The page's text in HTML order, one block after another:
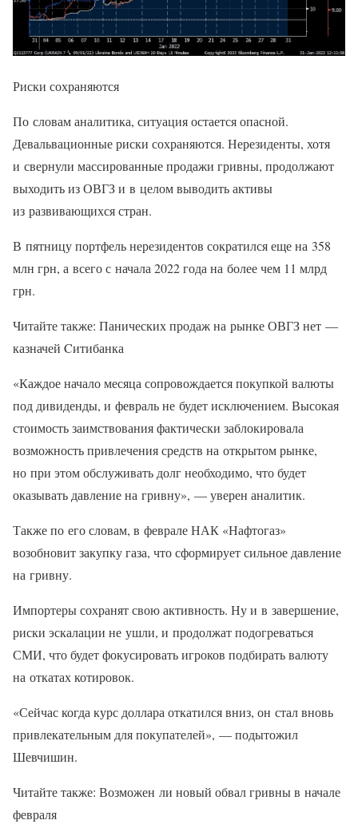
Риски сохраняются
По словам аналитика, ситуация остается опасной.
Девальвационные риски сохраняются. Нерезиденты, хотя
и свернули массированные продажи гривны, продолжают
выходить из ОВГЗ и в целом выводить активы
из развивающихся стран.
В пятницу портфель нерезидентов сократился еще на 358
млн грн, а всего с начала 2022 года на более чем 11 млрд
грн.
Читайте также: Панических продаж на рынке ОВГЗ нет —
казначей Cитибанка
«Каждое начало месяца сопровождается покупкой валюты
под дивиденды, и февраль не будет исключением. Высокая
стоимость заимствования фактически заблокировала
возможность привлечения средств на открытом рынке,
но при этом обслуживать долг необходимо, что будет
оказывать давление на гривну», — уверен аналитик.
Также по его словам, в феврале НАК «Нафтогаз»
возобновит закупку газа, что сформирует сильное давление
на гривну.
Импортеры сохранят свою активность. Ну и в завершение,
риски эскалации не ушли, и продолжат подогреваться
СМИ, что будет фокусировать игроков подбирать валюту
на откатах котировок.
«Сейчас когда курс доллара откатился вниз, он стал вновь
привлекательным для покупателей», — подытожил
Шевчишин.
Читайте также: Возможен ли новый обвал гривны в начале
февраля